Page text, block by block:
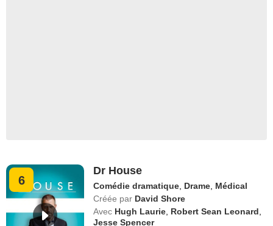
6
Dr House
Comédie dramatique Drame Médical
Créée par David Shore
Avec Hugh Laurie Robert Sean Leonard
Jesse Spencer